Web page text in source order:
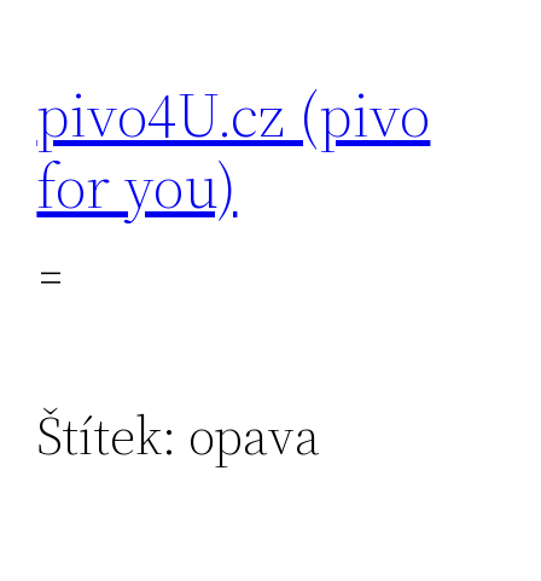
pivo4U.cz (pivo
for you)
Štítek: opava